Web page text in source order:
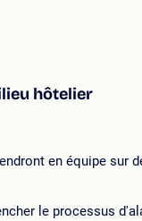
hôtelier
en équipe sur
le processus